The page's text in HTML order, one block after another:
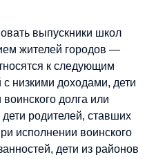
выпускники школ
жителей городов —
к следующим
с низкими доходами, дети
долга или
родителей, ставших
исполнении воинского
дети из районов